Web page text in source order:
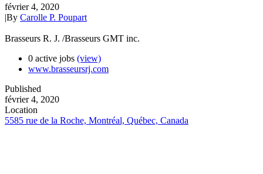
février 4, 2020
|By Carolle P. Poupart
Brasseurs R. J. /Brasseurs GMT inc.
0 active jobs (view)
www.brasseursrj.com
Published
février 4, 2020
Location
5585 rue de la Roche, Montréal, Québec, Canada